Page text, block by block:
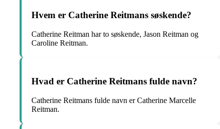
Hvem er Catherine Reitmans søskende?
Catherine Reitman har to søskende, Jason Reitman og
Caroline Reitman.
Hvad er Catherine Reitmans fulde navn?
Catherine Reitmans fulde navn er Catherine Marcelle
Reitman.